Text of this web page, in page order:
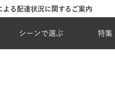
よる配達状況に関するご案内
シーンで選ぶ 特集